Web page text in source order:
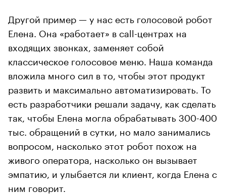
Другой пример — у нас есть голосовой робот
Елена. Она «работает» в call-центрах на
входящих звонках, заменяет собой
классическое голосовое меню. Наша команда
вложила много сил в то, чтобы этот продукт
развить и максимально автоматизировать. То
есть разработчики решали задачу, как сделать
так, чтобы Елена могла обрабатывать 300-400
тыс. обращений в сутки, но мало занимались
вопросом, насколько этот робот похож на
живого оператора, насколько он вызывает
эмпатию, и улыбается ли клиент, когда Елена с
ним говорит.